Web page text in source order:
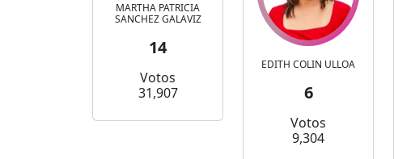
MARTHA PATRICIA
SANCHEZ GALAVIZ
14
Votos
31,907
EDITH COLIN ULLOA
6
Votos
9,304